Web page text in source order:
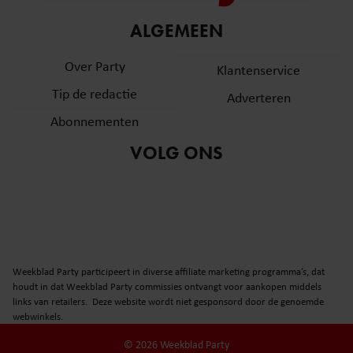
partners voor social media, adverteren en analyse. Deze
informatie die u aan ze heeft verstrekt of die ze hebben
verzameld op basis van uw gebruik van hun services. U
gebruiken.
ALGEMEEN
Over Party
Tip de redactie
Abonnementen
Klantenservice
Adverteren
VOLG ONS
Weekblad Party participeert in diverse affiliate marketing programma’s, dat
houdt in dat Weekblad Party commissies ontvangt voor aankopen middels
links van retailers. Deze website wordt niet gesponsord door de genoemde
webwinkels.
© 2026 Weekblad Party